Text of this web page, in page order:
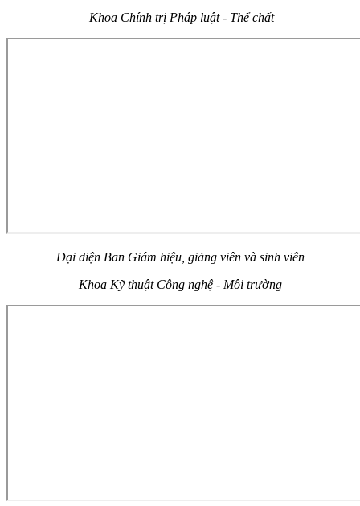
Khoa Chính trị Pháp luật - Thể chất
Đại diện Ban Giám hiệu, giảng viên và sinh viên
Khoa Kỹ thuật Công nghệ - Môi trường